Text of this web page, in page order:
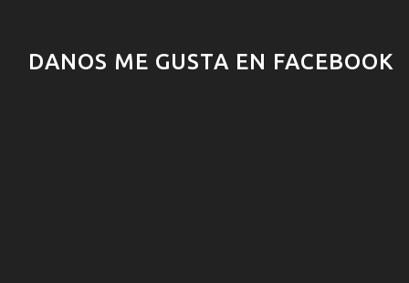
DANOS ME GUSTA EN FACEBOOK